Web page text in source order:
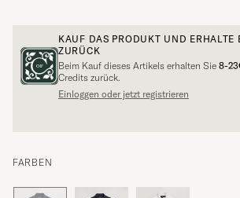
KAUF DAS PRODUKT UND ERHALTE
ZURÜCK
Beim Kauf dieses Artikels erhalten Sie 8-
Credits zurück.
Einloggen oder jetzt registrieren
FARBEN